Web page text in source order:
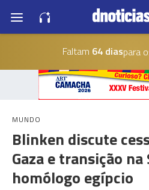
Faltam 64 diaspara
MUNDO
Blinken discute
Gaza e transição
homólogo egípcio